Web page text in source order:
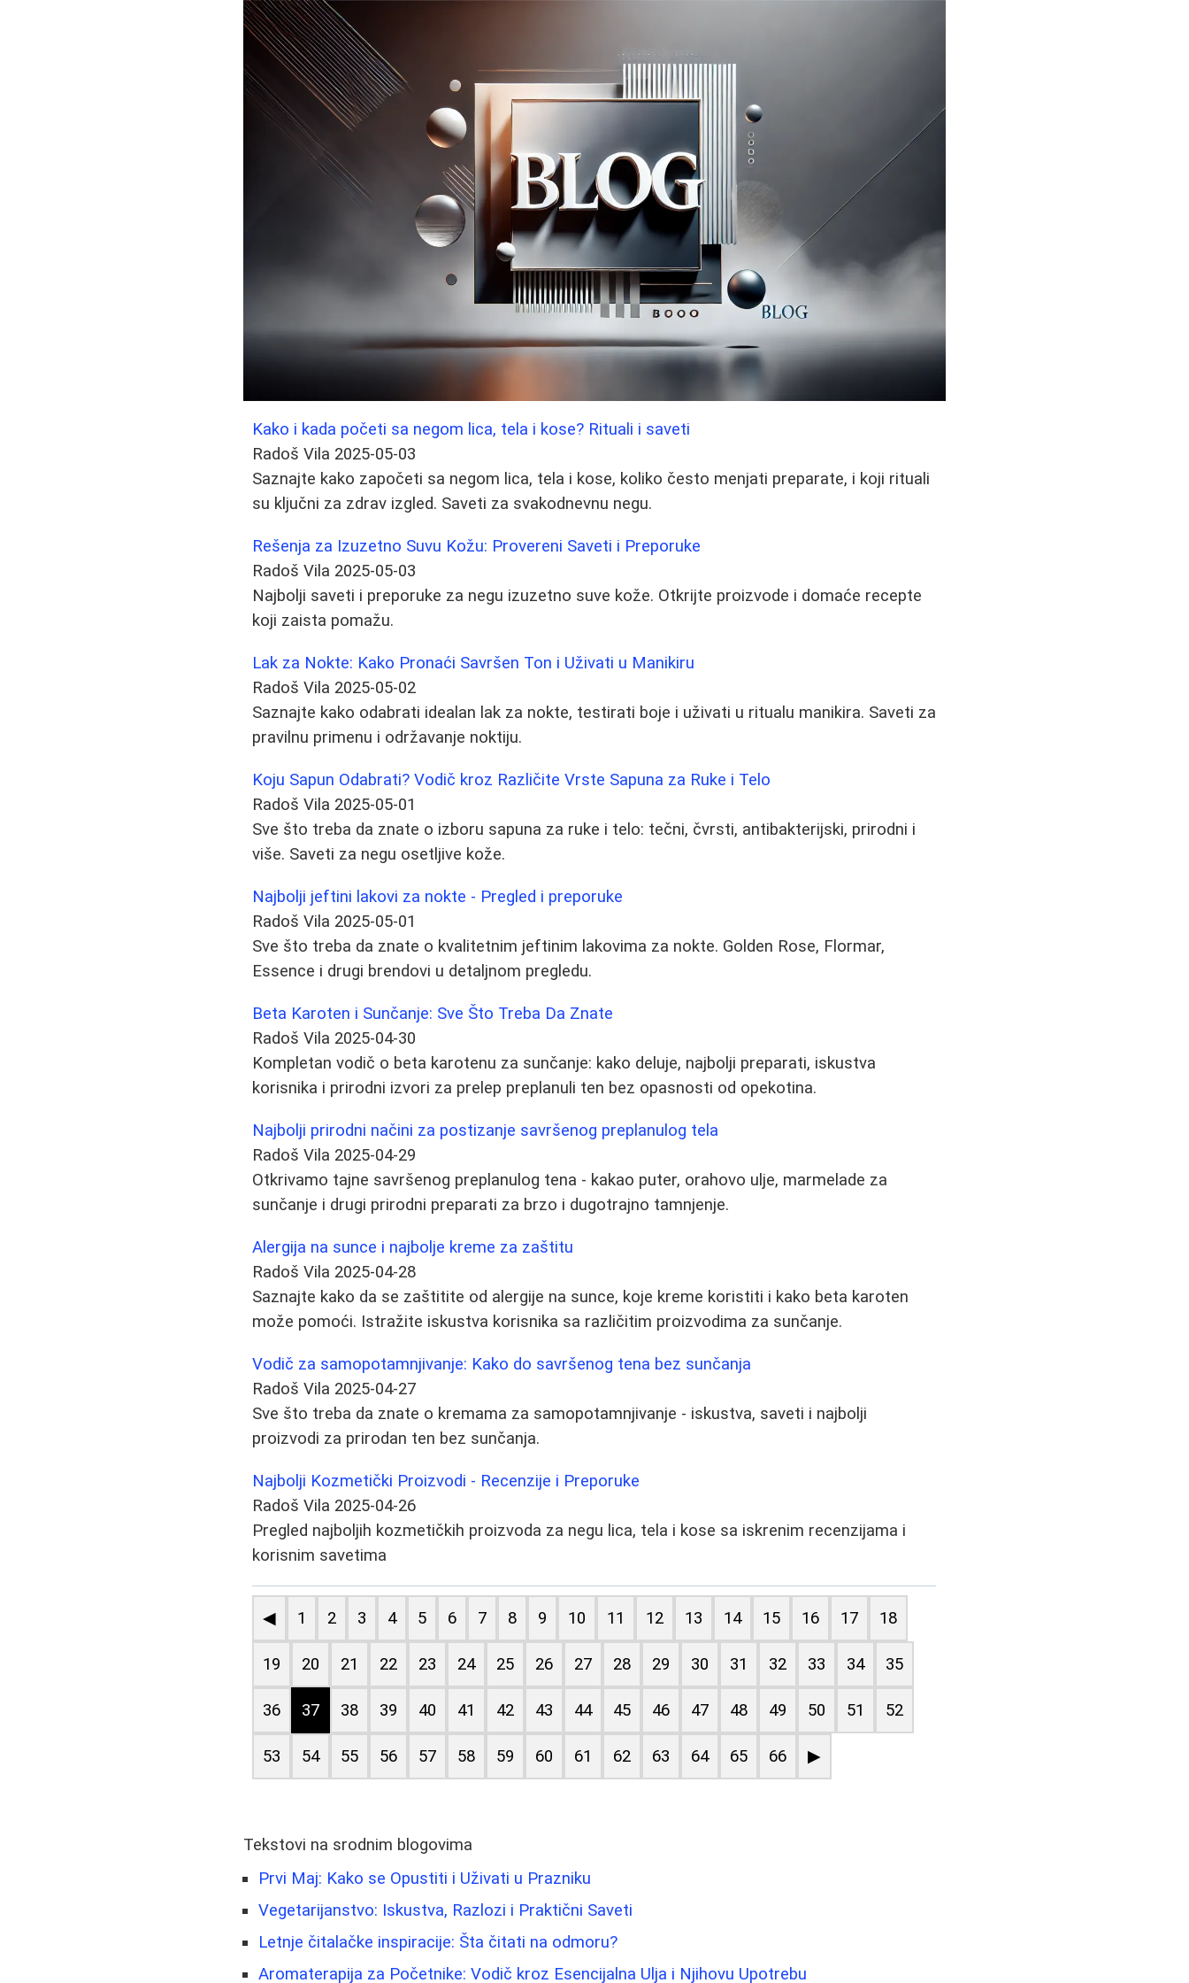
Kako i kada početi sa negom lica, tela i kose? Rituali i saveti
Radoš Vila 2025-05-03
Saznajte kako započeti sa negom lica, tela i kose, koliko često menjati preparate, i koji rituali
su ključni za zdrav izgled. Saveti za svakodnevnu negu.
Rešenja za Izuzetno Suvu Kožu: Provereni Saveti i Preporuke
Radoš Vila 2025-05-03
Najbolji saveti i preporuke za negu izuzetno suve kože. Otkrijte proizvode i domaće recepte
koji zaista pomažu.
Lak za Nokte: Kako Pronaći Savršen Ton i Uživati u Manikiru
Radoš Vila 2025-05-02
Saznajte kako odabrati idealan lak za nokte, testirati boje i uživati u ritualu manikira. Saveti za
pravilnu primenu i održavanje noktiju.
Koju Sapun Odabrati? Vodič kroz Različite Vrste Sapuna za Ruke i Telo
Radoš Vila 2025-05-01
Sve što treba da znate o izboru sapuna za ruke i telo: tečni, čvrsti, antibakterijski, prirodni i
više. Saveti za negu osetljive kože.
Najbolji jeftini lakovi za nokte - Pregled i preporuke
Radoš Vila 2025-05-01
Sve što treba da znate o kvalitetnim jeftinim lakovima za nokte. Golden Rose, Flormar,
Essence i drugi brendovi u detaljnom pregledu.
Beta Karoten i Sunčanje: Sve Što Treba Da Znate
Radoš Vila 2025-04-30
Kompletan vodič o beta karotenu za sunčanje: kako deluje, najbolji preparati, iskustva
korisnika i prirodni izvori za prelep preplanuli ten bez opasnosti od opekotina.
Najbolji prirodni načini za postizanje savršenog preplanulog tela
Radoš Vila 2025-04-29
Otkrivamo tajne savršenog preplanulog tena - kakao puter, orahovo ulje, marmelade za
sunčanje i drugi prirodni preparati za brzo i dugotrajno tamnjenje.
Alergija na sunce i najbolje kreme za zaštitu
Radoš Vila 2025-04-28
Saznajte kako da se zaštitite od alergije na sunce, koje kreme koristiti i kako beta karoten
može pomoći. Istražite iskustva korisnika sa različitim proizvodima za sunčanje.
Vodič za samopotamnjivanje: Kako do savršenog tena bez sunčanja
Radoš Vila 2025-04-27
Sve što treba da znate o kremama za samopotamnjivanje - iskustva, saveti i najbolji
proizvodi za prirodan ten bez sunčanja.
Najbolji Kozmetički Proizvodi - Recenzije i Preporuke
Radoš Vila 2025-04-26
Pregled najboljih kozmetičkih proizvoda za negu lica, tela i kose sa iskrenim recenzijama i
korisnim savetima
◀ 1 2 3 4 5 6 7 8 9 10 11 12 13 14 15 16 17 18
19 20 21 22 23 24 25 26 27 28 29 30 31 32 33 34 35
36 37 38 39 40 41 42 43 44 45 46 47 48 49 50 51 52
53 54 55 56 57 58 59 60 61 62 63 64 65 66 ▶
Tekstovi na srodnim blogovima
Prvi Maj: Kako se Opustiti i Uživati u Prazniku
Vegetarijanstvo: Iskustva, Razlozi i Praktični Saveti
Letnje čitalačke inspiracije: Šta čitati na odmoru?
Aromaterapija za Početnike: Vodič kroz Esencijalna Ulja i Njihovu Upotrebu